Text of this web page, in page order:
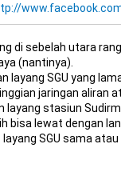
di sebelah utara
(nantinya).
layang SGU yang
jaringan aliran
layang stasiun
bisa lewat dengan
layang SGU sama